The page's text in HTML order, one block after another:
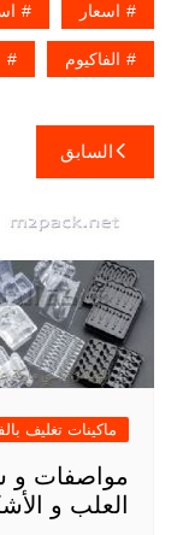
اسعار
الفاكيوم
تصفّح
المقالات
السابق
ماكينات تغليف
مواصفات و
العلب و